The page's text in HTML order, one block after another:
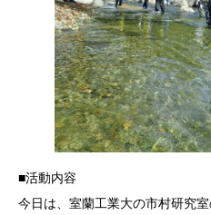
■活動内容
今日は、室蘭工業大の市村研究